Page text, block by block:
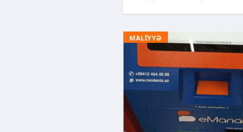
MALİYYƏ